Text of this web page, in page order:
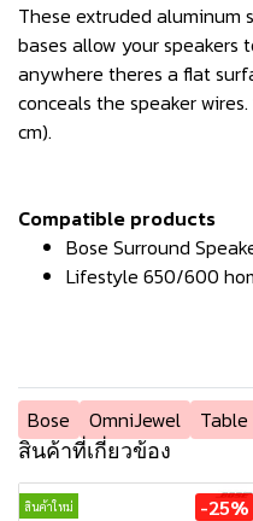
These extruded aluminum
bases allow your speakers
anywhere theres a flat
conceals the speaker
cm).
Compatible products
Bose Surround
Lifestyle 650/600
Bose OmniJewel Table
สินค้าที่เกี่ยวข้อง
สินค้าใหม่ -25%